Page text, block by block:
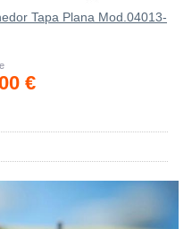
Tapa Plana Mod.04013-
€